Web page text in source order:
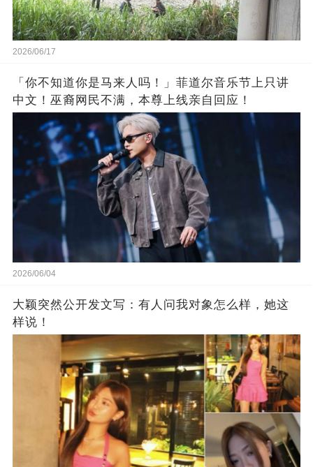
2026/06/17
「你不知道你是马来人吗！」菲道尔音乐节上只讲
中文！巫裔网民不满，本尊上线亲自回应！
2026/06/04
大颖突然公开发文写：有人问我对象怎么样，她这
样说！